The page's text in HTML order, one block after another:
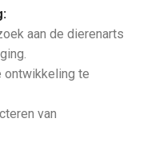
aan de dierenarts
ontwikkeling te
van